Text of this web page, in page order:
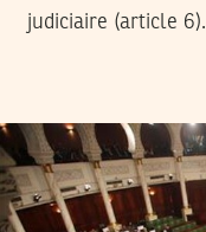
judiciaire (article 6).